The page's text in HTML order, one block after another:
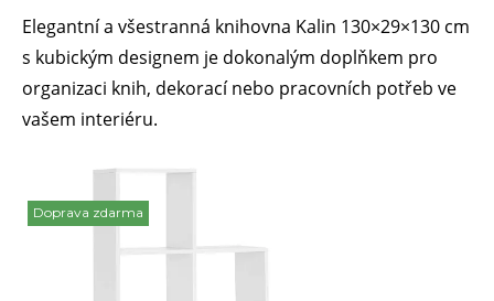
Elegantní a všestranná knihovna Kalin 130×29×130 cm
s kubickým designem je dokonalým doplňkem pro
organizaci knih, dekorací nebo pracovních potřeb ve
vašem interiéru.
Doprava zdarma